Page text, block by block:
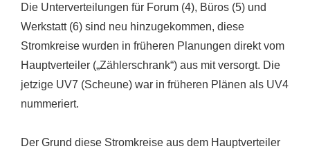
Die Unterverteilungen für Forum (4), Büros (5) und
Werkstatt (6) sind neu hinzugekommen, diese
Stromkreise wurden in früheren Planungen direkt vom
Hauptverteiler („Zählerschrank“) aus mit versorgt. Die
jetzige UV7 (Scheune) war in früheren Plänen als UV4
nummeriert.
Der Grund diese Stromkreise aus dem Hauptverteiler